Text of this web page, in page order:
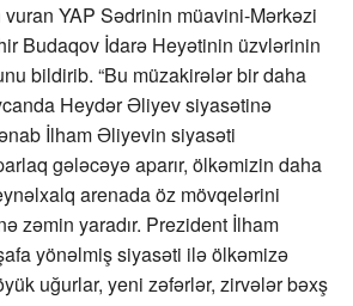
YAP Sədrinin müavini-Mərkəzi
Budaqov İdarə Heyətinin üzvlərinin
bildirib. “Bu müzakirələr bir daha
Heydər Əliyev siyasətinə
İlham Əliyevin siyasəti
gələcəyə aparır, ölkəmizin daha
arenada öz mövqelərini
zəmin yaradır. Prezident İlham
yönəlmiş siyasəti ilə ölkəmizə
uğurlar, yeni zəfərlər, zirvələr bəxş